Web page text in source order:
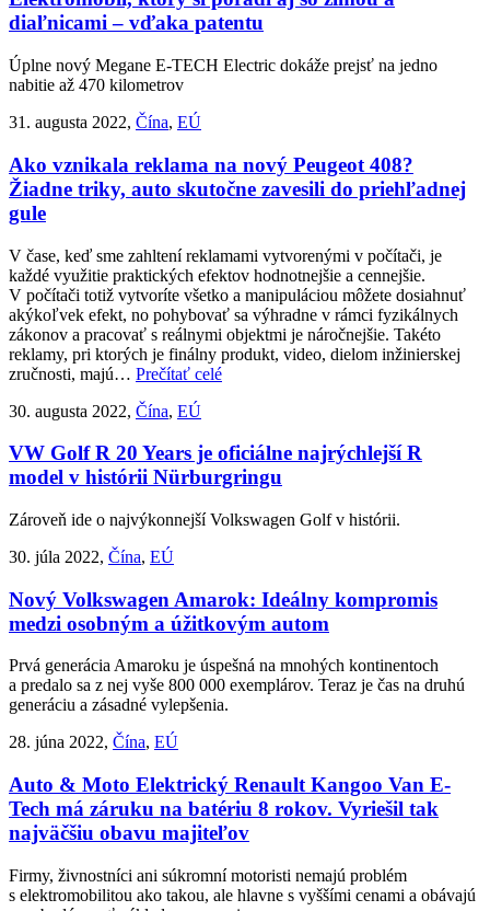
diaľnicami – vďaka patentu
Úplne nový Megane E-TECH Electric dokáže prejsť na jedno
nabitie až 470 kilometrov
31. augusta 2022, Čína, EÚ
Ako vznikala reklama na nový Peugeot 408?
Žiadne triky, auto skutočne zavesili do priehľadnej
gule
V čase, keď sme zahltení reklamami vytvorenými v počítači, je
každé využitie praktických efektov hodnotnejšie a cennejšie.
V počítači totiž vytvoríte všetko a manipuláciou môžete dosiahnuť
akýkoľvek efekt, no pohybovať sa výhradne v rámci fyzikálnych
zákonov a pracovať s reálnymi objektmi je náročnejšie. Takéto
reklamy, pri ktorých je finálny produkt, video, dielom inžinierskej
zručnosti, majú… Prečítať celé
30. augusta 2022, Čína, EÚ
VW Golf R 20 Years je oficiálne najrýchlejší R
model v histórii Nürburgringu
Zároveň ide o najvýkonnejší Volkswagen Golf v histórii.
30. júla 2022, Čína, EÚ
Nový Volkswagen Amarok: Ideálny kompromis
medzi osobným a úžitkovým autom
Prvá generácia Amaroku je úspešná na mnohých kontinentoch
a predalo sa z nej vyše 800 000 exemplárov. Teraz je čas na druhú
generáciu a zásadné vylepšenia.
28. júna 2022, Čína, EÚ
Auto & Moto Elektrický Renault Kangoo Van E-
Tech má záruku na batériu 8 rokov. Vyriešil tak
najväčšiu obavu majiteľov
Firmy, živnostníci ani súkromní motoristi nemajú problém
s elektromobilitou ako takou, ale hlavne s vyššími cenami a obávajú